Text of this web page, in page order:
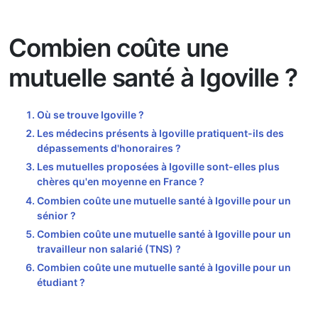
Combien coûte une
mutuelle santé à Igoville ?
Où se trouve Igoville ?
Les médecins présents à Igoville pratiquent-ils des
dépassements d'honoraires ?
Les mutuelles proposées à Igoville sont-elles plus
chères qu'en moyenne en France ?
Combien coûte une mutuelle santé à Igoville pour un
sénior ?
Combien coûte une mutuelle santé à Igoville pour un
travailleur non salarié (TNS) ?
Combien coûte une mutuelle santé à Igoville pour un
étudiant ?